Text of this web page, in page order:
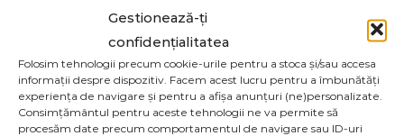
Gestionează-ți
confidențialitatea
Folosim tehnologii precum cookie-urile pentru a stoca și/sau accesa
informații despre dispozitiv. Facem acest lucru pentru a îmbunătăți
experiența de navigare și pentru a afișa anunțuri (ne)personalizate.
Consimțământul pentru aceste tehnologii ne va permite să
procesăm date precum comportamentul de navigare sau ID-uri
Pin This Product
Product